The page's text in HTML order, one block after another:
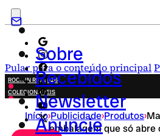
Pular para o conteúdo principal
Sobre
Recebidos
Newsletter
Anuncie
ROCK IN RIO 2026
COLECIONÁVEIS
FESTA JUNINA
NOVIDADES
CAMPANHAS CRIATIVAS
Início›Publicidade›Produtos›
embalagem que só